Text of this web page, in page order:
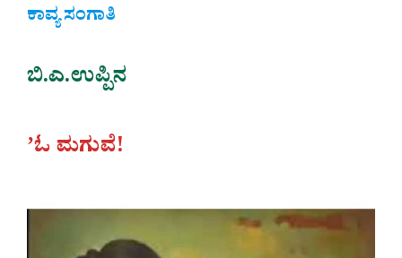
ಕಾವ್ಯ ಸಂಗಾತಿ
ಬಿ.ಎ.ಉಪ್ಪಿನ
ʼಓ ಮಗುವೆ!